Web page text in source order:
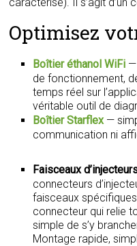
Optimisez
Boîtier éthanol WiFi
de fonctionnement,
temps réel sur
véritable outil de
Boîtier Starflex—
communication ni
Faisceaux
connecteurs
faisceaux
connecteur qui relie
simple de s’y
Montage rapide,